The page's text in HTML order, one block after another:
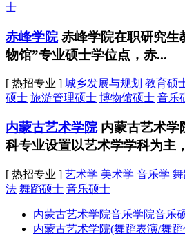
士
赤峰学院 赤峰学院在职研究生
物馆”专业硕士学位点，赤...
[ 热招专业 ] 城乡发展与规划 教育硕
硕士 旅游管理硕士 博物馆硕士 音乐
内蒙古艺术学院 内蒙古艺术学
科专业设置以艺术学学科为主
[ 热招专业 ] 艺术学 美术学 音乐学
法 舞蹈硕士 音乐硕士
内蒙古艺术学院音乐学院音乐
内蒙古艺术学院(舞蹈表演/舞